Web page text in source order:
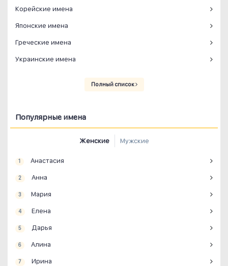
Корейские имена
Японские имена
Греческие имена
Украинские имена
Полный список
Популярные имена
Женские Мужские
1 Анастасия
2 Анна
3 Мария
4 Елена
5 Дарья
6 Алина
7 Ирина